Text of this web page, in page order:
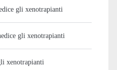
gli xenotrapianti
gli xenotrapianti
xenotrapianti